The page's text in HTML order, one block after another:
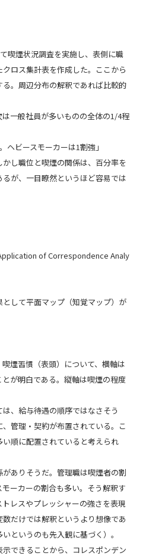
喫煙状況調査を実施し、表側に職
ロス集計表を作成した。ここから
。周辺分布の解釈であれば比較的
は一般社員が多いものの全体の1/4程
ヘビースモーカーは1割強」
し職位と喫煙の関係は、百分率を
が、一目瞭然というほど容易では
of Correspondence Analy
して平面マップ（知覚マップ）が
煙習慣（表頭）について、横軸は
が明白である。縦軸は喫煙の程度
、給与待遇の順序ではなさそう
管理・契約が布置されている。こ
順に配置されていると考えられ
ありそうだ。管理職は喫煙者の割
ーカーの割合も多い。そう解釈す
レスやプレッシャーの強さを表現
だけでは解釈というより想像であ
というのも先入観に基づく）。
できることから、コレスポンデン